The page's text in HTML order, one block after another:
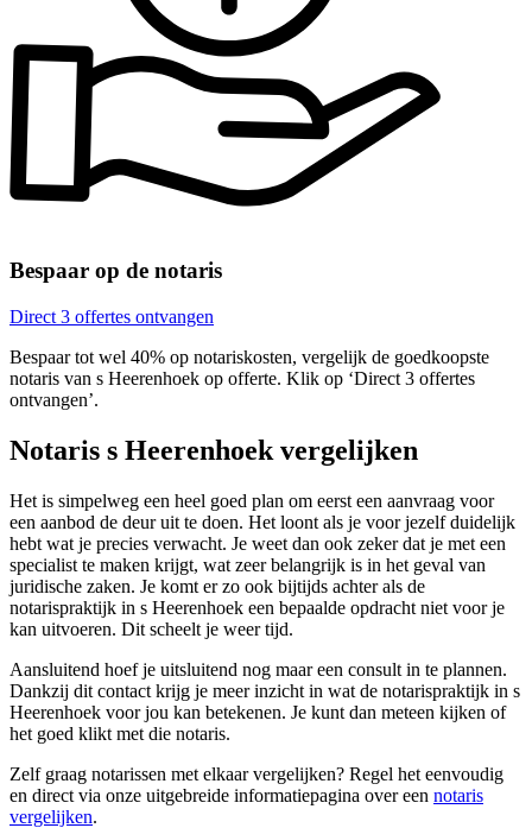
Bespaar op de notaris
Direct 3 offertes ontvangen
Bespaar tot wel 40% op notariskosten, vergelijk de goedkoopste
notaris van s Heerenhoek op offerte. Klik op ‘Direct 3 offertes
ontvangen’.
Notaris s Heerenhoek vergelijken
Het is simpelweg een heel goed plan om eerst een aanvraag voor
een aanbod de deur uit te doen. Het loont als je voor jezelf duidelijk
hebt wat je precies verwacht. Je weet dan ook zeker dat je met een
specialist te maken krijgt, wat zeer belangrijk is in het geval van
juridische zaken. Je komt er zo ook bijtijds achter als de
notarispraktijk in s Heerenhoek een bepaalde opdracht niet voor je
kan uitvoeren. Dit scheelt je weer tijd.
Aansluitend hoef je uitsluitend nog maar een consult in te plannen.
Dankzij dit contact krijg je meer inzicht in wat de notarispraktijk in s
Heerenhoek voor jou kan betekenen. Je kunt dan meteen kijken of
het goed klikt met die notaris.
Zelf graag notarissen met elkaar vergelijken? Regel het eenvoudig
en direct via onze uitgebreide informatiepagina over een notaris
vergelijken.